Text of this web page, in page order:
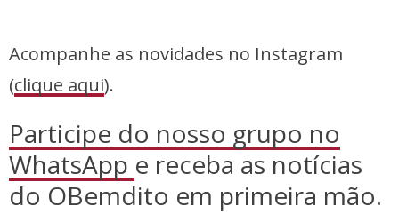
Acompanhe as novidades no Instagram
(clique aqui).
Participe do nosso grupo no
WhatsApp e receba as notícias
do OBemdito em primeira mão.